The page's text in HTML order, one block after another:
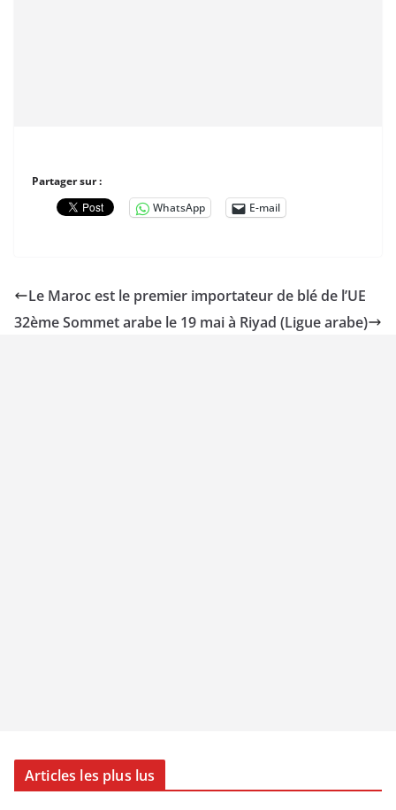
Partager sur :
WhatsApp
E-mail
Le Maroc est le premier importateur de blé de l’UE
32ème Sommet arabe le 19 mai à Riyad (Ligue arabe)
Articles les plus lus